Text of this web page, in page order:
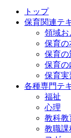
トップ
保育関連テ
領域お
保育の
保育の
保育の
保育実
各種専門テ
福祉
心理
教科教
教職課